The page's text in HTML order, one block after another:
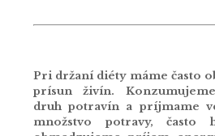
Pri držaní diéty máme často
prísun živín.
druh potravín a príjmame
množstvo potravy, často